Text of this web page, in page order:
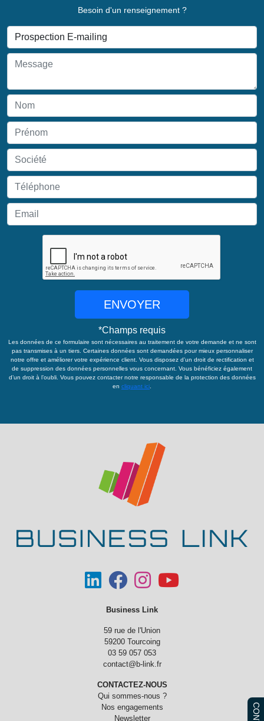
Besoin d'un renseignement ?
ENVOYER
*Champs requis
Les données de ce formulaire sont nécessaires au traitement de votre demande et ne sont
pas transmises à un tiers. Certaines données sont demandées pour mieux personnaliser
notre offre et améliorer votre expérience client. Vous disposez d’un droit de rectification et
de suppression des données personnelles vous concernant. Vous bénéficiez également
d’un droit à l’oubli. Vous pouvez contacter notre responsable de la protection des données
en cliquant ici.
Business Link
59 rue de l'Union
59200 Tourcoing
03 59 057 053
contact@b-link.fr
CONTACTEZ-NOUS
Qui sommes-nous ?
Nos engagements
Newsletter